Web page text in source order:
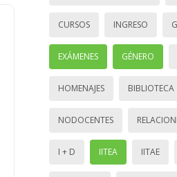
CURSOS INGRESO
EXÁMENES GÉNERO
HOMENAJES BIBLIOTECA
NODOCENTES
I + D IITEA IITAE